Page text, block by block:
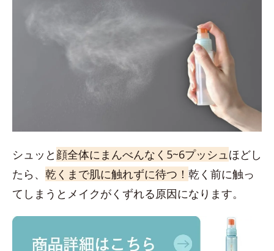
シュッと 顔全体にまんべんなく5~6プッシュほどし
たら、 乾くまで肌に触れずに待つ！ 乾く前に触っ
てしまうとメイクがくずれる原因になります。